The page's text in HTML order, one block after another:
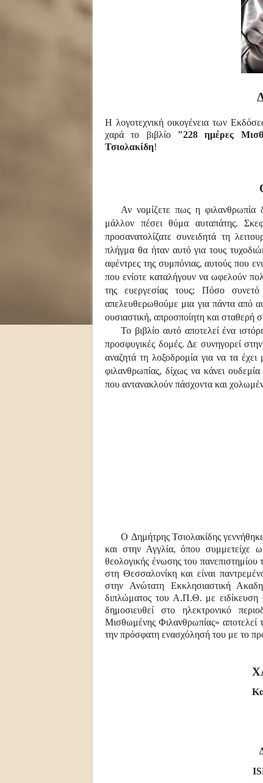
Η λογοτεχνική οικογένεια των
χαρά το βιβλίο"228 ημέρες
Τσιολακίδη!
Αν νομίζετε πως η φιλανθρωπία
μάλλον πέσει θύμα αυταπάτης.
προσανατολίζατε συνειδητά τη
πλήγμα θα ήταν αυτό για τους
αφέντρες της συμπόνιας, αυτούς που
που ενίοτε καταλήγουν να ωφελούν
της ευεργεσίας τους; Πόσο
απελευθερωθούμε μια για πάντα από
ουσιαστική, απροσποίητη και
Το βιβλίο αυτό αποτελεί ένα
προσφυγικές δομές. Δε συνηγορεί
αναζητά τη λοξοδρομία για να τα
φιλανθρωπίας, δίχως να κάνει
που αντανακλούν πάσχοντα και
Ο Δημήτρης Τσιολακίδης
και στην Αγγλία, όπου συμμετείχε
θεολογικής ένωσης του πανεπιστημίου
στη Θεσσαλονίκη και είναι
στην Ανώτατη Εκκλησιαστική
διπλώματος του Α.Π.Θ. με ειδίκευση
δημοσιευθεί στο ηλεκτρονικό
Μισθωμένης Φιλανθρωπίας» αποτελεί
την πρόσφατη ενασχόλησή του με το